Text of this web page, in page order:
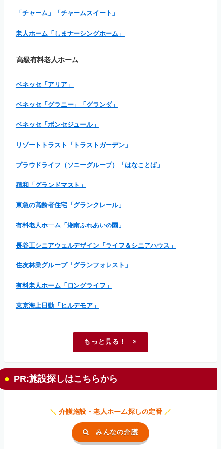
「チャーム」「チャームスイート」
老人ホーム「しまナーシングホーム」
高級有料老人ホーム
ベネッセ「アリア」
ベネッセ「グラニー」「グランダ」
ベネッセ「ボンセジュール」
リゾートトラスト「トラストガーデン」
プラウドライフ（ソニーグループ）「はなことば」
積和「グランドマスト」
東急の高齢者住宅「グランクレール」
有料老人ホーム「湘南ふれあいの園」
長谷工シニアウェルデザイン「ライフ＆シニアハウス」
住友林業グループ「グランフォレスト」
有料老人ホーム「ロングライフ」
東京海上日動「ヒルデモア」
もっと見る！
PR:施設探しはこちらから
＼ 介護施設・老人ホーム探しの定番 ／
みんなの介護